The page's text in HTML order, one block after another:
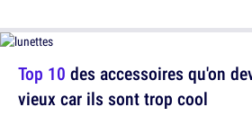
Top 10 des accessoires qu'on
vieux car ils sont trop cool